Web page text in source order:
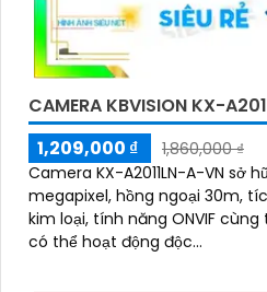
CAMERA KBVISION KX-
1,209,000 ₫
1,860,000 ₫
Camera KX-A2011LN-A-VN sở
megapixel, hồng ngoại 30m,
kim loại, tính năng ONVIF
có thể hoạt động độc...